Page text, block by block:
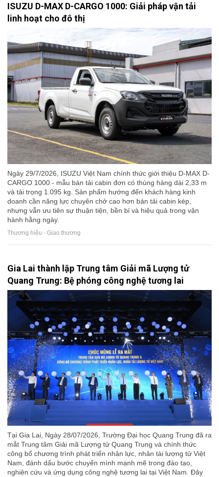
ISUZU D-MAX D-CARGO 1000: Giải pháp vận tải
linh hoạt cho đô thị
Ngày 29/7/2026, ISUZU Việt Nam chính thức giới thiệu D-MAX D-
CARGO 1000 - mẫu bán tải cabin đơn có thùng hàng dài 2,33 m
và tải trọng 1.095 kg. Sản phẩm hướng đến khách hàng kinh
doanh cần năng lực chuyên chở cao hơn bán tải cabin kép,
nhưng vẫn ưu tiên sự thuận tiện, bền bỉ và hiệu quả trong vận
hành hằng ngày.
Thương hiệu - Giao thương
Gia Lai thành lập Trung tâm Giải mã Lượng tử
Quang Trung: Bệ phóng công nghệ tương lai
Tại Gia Lai, Ngày 28/07/2026, Trường Đại học Quang Trung đã ra
mắt Trung tâm Giải mã Lượng tử Quang Trung và chính thức
công bố chương trình phát triển nhân lực, nhân tài lượng tử Việt
Nam, đánh dấu bước chuyển mình mạnh mẽ trong đào tạo,
nghiên cứu và ứng dụng công nghệ tương lai tại Việt Nam. Đây